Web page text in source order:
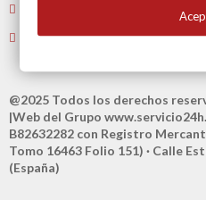
Tel. 604 181 386 L-V 9 a 14:00 y
Tiene 15 días para devolvernos
@2025 Todos los derechos
|Web del Grupo
B82632282 con Registro
Tomo 16463 Folio 151) · Calle
(España)